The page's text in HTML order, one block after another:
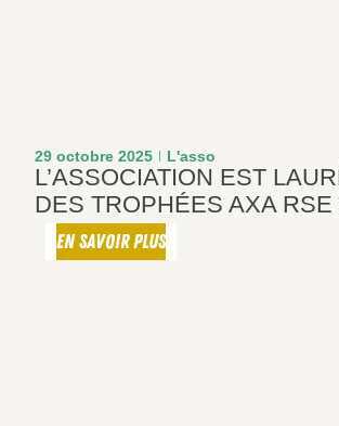
29 octobre 2025 L'asso
L’ASSOCIATION EST
DES TROPHÉES AXA RSE
EN SAVOIR PLUS